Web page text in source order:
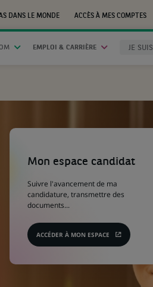
DANS LE MONDE
ACCÈS À MES COMPTES
LIEN
DANS
UN
EMPLOI & CARRIÈRE JE SUIS
Mon espace candidat
Suivre l'avancement de ma
candidature, transmettre des
documents...
ACCÉDER À MON ESPACE
(Ce
s'ouvre
dans
nouvel
onglet)